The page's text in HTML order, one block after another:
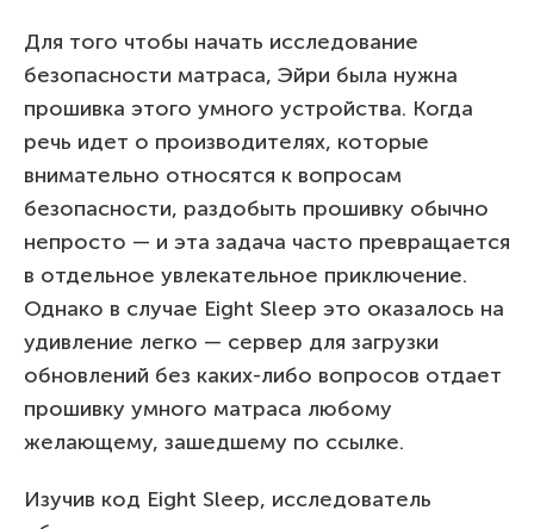
Для того чтобы начать исследование
безопасности матраса, Эйри была нужна
прошивка этого умного устройства. Когда
речь идет о производителях, которые
внимательно относятся к вопросам
безопасности, раздобыть прошивку обычно
непросто — и эта задача часто превращается
в отдельное увлекательное приключение.
Однако в случае Eight Sleep это оказалось на
удивление легко — сервер для загрузки
обновлений без каких-либо вопросов отдает
прошивку умного матраса любому
желающему, зашедшему по ссылке.
Изучив код Eight Sleep, исследователь